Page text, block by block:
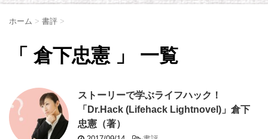
ホーム > 書評 >
「 倉下忠憲 」 一覧
ストーリーで学ぶライフハック！
「Dr.Hack (Lifehack Lightnovel)」倉下
忠憲（著）